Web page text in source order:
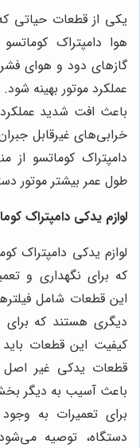
یکی از قطعات حیاتی
هوا دامپتراک
گازهای دود و هوای
عملکرد موتور بهینه
باعث افت شدید
خرابی‌های غیرقابل
دامپتراک کوماتسو از
طول عمر بیشتر موتور
لوازم یدکی دامپتراک
لوازم یدکی دامپتراک
که برای نگهداری و
این قطعات شامل
دیگری هستند که برای
کیفیت این قطعات باید
قطعات یدکی غیر اصل
باعث آسیب به دیگر
برای تعمیرات به
دستگاه، توصیه